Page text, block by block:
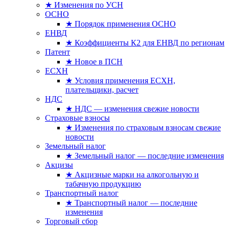
★ Изменения по УСН
ОСНО
★ Порядок применения ОСНО
ЕНВД
★ Коэффициенты К2 для ЕНВД по регионам
Патент
★ Новое в ПСН
ЕСХН
★ Условия применения ЕСХН,
плательщики, расчет
НДС
★ НДС — изменения свежие новости
Страховые взносы
★ Изменения по страховым взносам свежие
новости
Земельный налог
★ Земельный налог — последние изменения
Акцизы
★ Акцизные марки на алкогольную и
табачную продукцию
Транспортный налог
★ Транспортный налог — последние
изменения
Торговый сбор